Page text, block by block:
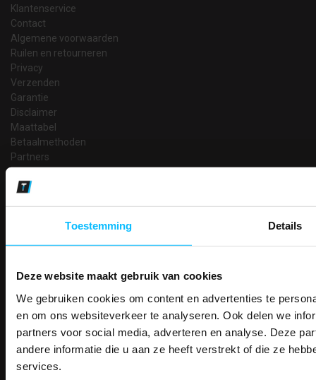
Toestemming Details
Deze website maakt gebruik van cookies
We gebruiken cookies om content en advertenties te
en om ons websiteverkeer te analyseren. Ook delen we
partners voor social media, adverteren en analyse. Deze
andere informatie die u aan ze heeft verstrekt of die ze
services.
Klantenservice
Contact
Algemene voorwaarden
Ruilen en retourneren
Privacy
Verzenden
Garantie
Disclaimer
Maattabel
Betaalmethoden
Partners
Makkelijk shoppen
14 Dagen tijd om te herroepen
Betaalwijze
Email
Inschrijven
ONTVANG
KORTING OP
PAK